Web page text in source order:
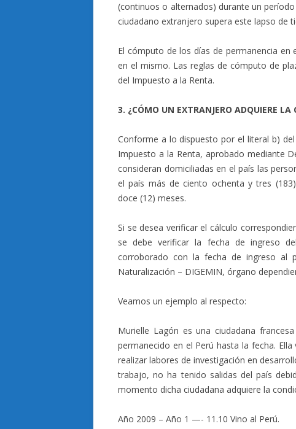
(continuos o alternados) durante un
ciudadano extranjero supera este lapso de
El cómputo de los días de permanencia
en el mismo. Las reglas de cómputo de
del Impuesto a la Renta.
3. ¿CÓMO UN EXTRANJERO ADQUIERE
Conforme a lo dispuesto por el literal b)
Impuesto a la Renta, aprobado mediante
consideran domiciliadas en el país las
el país más de ciento ochenta y tres
doce (12) meses.
Si se desea verificar el cálculo
se debe verificar la fecha de ingreso
corroborado con la fecha de ingreso al
Naturalización – DIGEMIN, órgano
Veamos un ejemplo al respecto:
Murielle Lagón es una ciudadana
permanecido en el Perú hasta la fecha.
realizar labores de investigación en
trabajo, no ha tenido salidas del país
momento dicha ciudadana adquiere la
Año 2009 – Año 1 —- 11.10 Vino al Perú.